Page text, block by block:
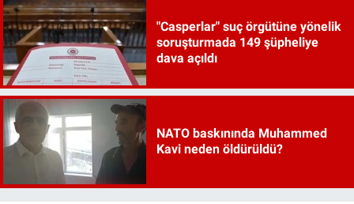
"Casperlar" suç örgütüne yönelik
soruşturmada 149 şüpheliye
dava açıldı
NATO baskınında Muhammed
Kavi neden öldürüldü?